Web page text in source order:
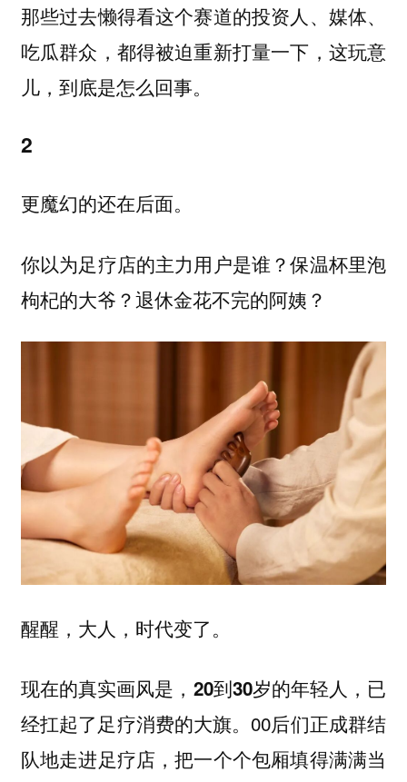
那些过去懒得看这个赛道的投资人、媒体、
吃瓜群众，都得被迫重新打量一下，这玩意
儿，到底是怎么回事。
2
更魔幻的还在后面。
你以为足疗店的主力用户是谁？保温杯里泡
枸杞的大爷？退休金花不完的阿姨？
醒醒，大人，时代变了。
现在的真实画风是， 20到30岁的年轻人，已
经扛起了足疗消费的大旗。 00后们正成群结
队地走进足疗店，把一个个包厢填得满满当